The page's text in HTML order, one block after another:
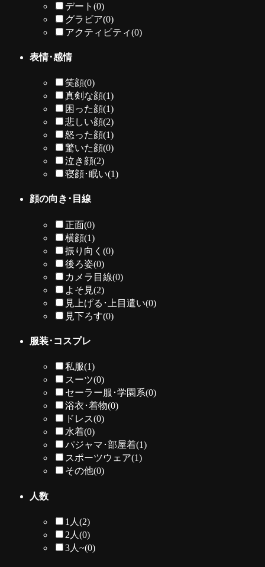
デート(0)
グラビア(0)
アクティビティ(0)
表情･感情
笑顔(0)
真剣な顔(1)
困った顔(1)
悲しい顔(2)
怒った顔(1)
驚いた顔(0)
泣き顔(2)
寝顔･眠い(1)
顔の向き･目線
正面(0)
横顔(1)
振り向く(0)
後ろ姿(0)
カメラ目線(0)
よそ見(2)
見上げる･上目遣い(0)
見下ろす(0)
服装･コスプレ
私服(1)
スーツ(0)
セーラー服･学園系(0)
浴衣･着物(0)
ドレス(0)
水着(0)
パジャマ･部屋着(1)
スポーツウェア(1)
その他(0)
人数
1人(2)
2人(0)
3人~(0)